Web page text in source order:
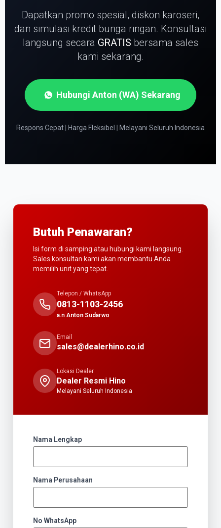
Dapatkan promo spesial, diskon karoseri,
dan simulasi kredit bunga ringan. Konsultasi
langsung secara GRATIS bersama sales
kami sekarang.
Hubungi Anton (WA) Sekarang
Respons Cepat | Harga Fleksibel | Melayani Seluruh Indonesia
Butuh Penawaran?
Isi form di samping atau hubungi kami langsung.
Sales konsultan kami akan membantu Anda
memilih unit yang tepat.
Telepon / WhatsApp
0813-1103-2456
a.n Anton Sudarwo
Email
sales@dealerhino.co.id
Lokasi Dealer
Dealer Resmi Hino
Melayani Seluruh Indonesia
Nama Lengkap
Nama Perusahaan
No WhatsApp